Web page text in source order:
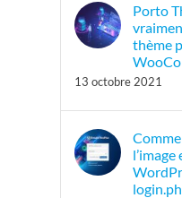
Porto
thème
13 octobre 2021